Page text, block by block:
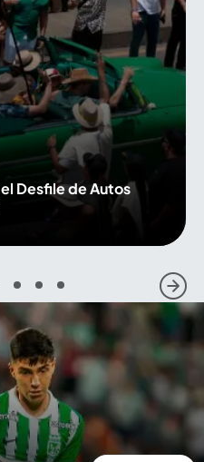
Desfile de Autos
3 4 5